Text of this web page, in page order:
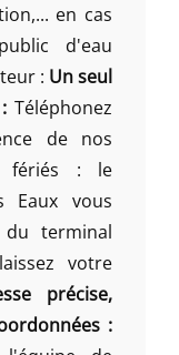
en cas
d'eau
: Un seul
Téléphonez
de nos
fériés : le
Eaux vous
terminal
votre
précise,
: